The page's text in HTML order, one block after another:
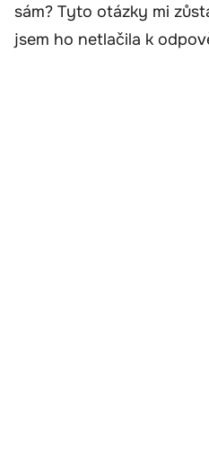
sám? Tyto otázky mi
jsem ho netlačila k